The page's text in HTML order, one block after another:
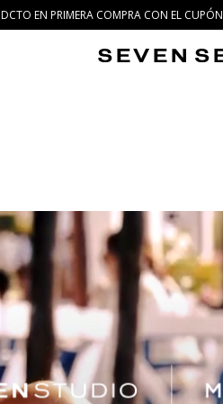
DCTO EN PRIMERA COMPRA CON EL CUPÓN